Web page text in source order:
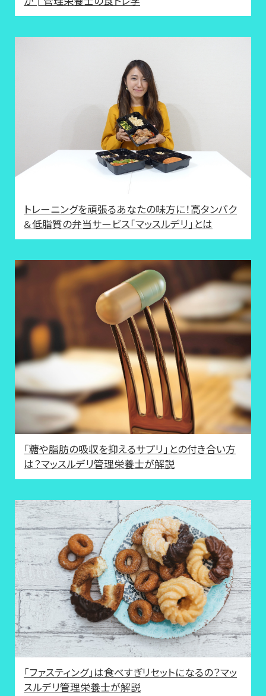
トレーニングを頑張るあなたの味方に！高タンパク
＆低脂質の弁当サービス「マッスルデリ」とは
「糖や脂肪の吸収を抑えるサプリ」との付き合い方
は？マッスルデリ管理栄養士が解説
「ファスティング」は食べすぎリセットになるの？マッ
スルデリ管理栄養士が解説